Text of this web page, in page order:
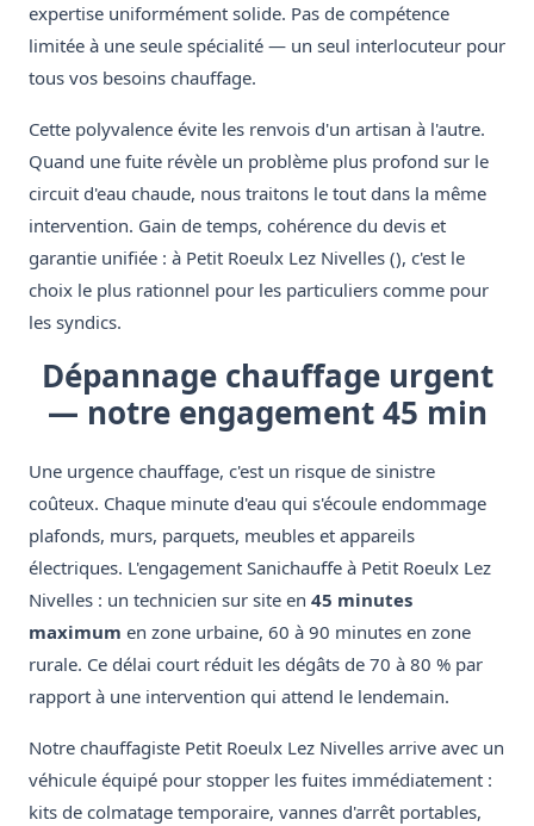
expertise uniformément solide. Pas de compétence
limitée à une seule spécialité — un seul interlocuteur pour
tous vos besoins chauffage.
Cette polyvalence évite les renvois d'un artisan à l'autre.
Quand une fuite révèle un problème plus profond sur le
circuit d'eau chaude, nous traitons le tout dans la même
intervention. Gain de temps, cohérence du devis et
garantie unifiée : à Petit Roeulx Lez Nivelles (), c'est le
choix le plus rationnel pour les particuliers comme pour
les syndics.
Dépannage chauffage urgent
— notre engagement 45 min
Une urgence chauffage, c'est un risque de sinistre
coûteux. Chaque minute d'eau qui s'écoule endommage
plafonds, murs, parquets, meubles et appareils
électriques. L'engagement Sanichauffe à Petit Roeulx Lez
Nivelles : un technicien sur site en 45 minutes
maximum en zone urbaine, 60 à 90 minutes en zone
rurale. Ce délai court réduit les dégâts de 70 à 80 % par
rapport à une intervention qui attend le lendemain.
Notre chauffagiste Petit Roeulx Lez Nivelles arrive avec un
véhicule équipé pour stopper les fuites immédiatement :
kits de colmatage temporaire, vannes d'arrêt portables,